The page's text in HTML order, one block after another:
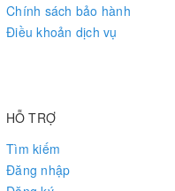
Driving
payload
support
battery
Motor
Chính sách bảo hành
Điều khoản dịch vụ
HỖ TRỢ
Tìm kiếm
Đăng nhập